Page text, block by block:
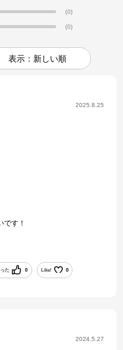
(0)
(0)
表示：新しい順
2025.8.25
です！
た 0 Like! 0
2024.5.27